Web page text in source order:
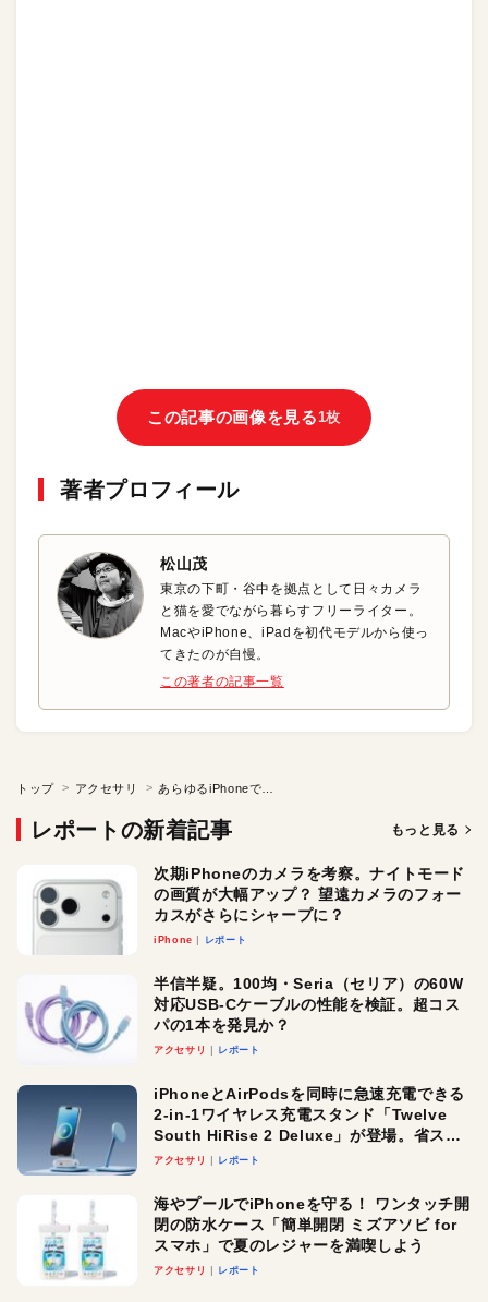
この記事の画像を見る 1枚
著者プロフィール
松山茂
東京の下町・谷中を拠点として日々カメラ
と猫を愛でながら暮らすフリーライター。
MacやiPhone、iPadを初代モデルから使っ
てきたのが自慢。
この著者の記事一覧
トップ アクセサリ
レポートの新着記事 もっと見る
次期iPhoneのカメラを考察。ナイトモード
の画質が大幅アップ？ 望遠カメラのフォー
カスがさらにシャープに？
iPhone レポート
半信半疑。100均・Seria（セリア）の60W
対応USB-Cケーブルの性能を検証。超コス
パの1本を発見か？
アクセサリ レポート
iPhoneとAirPodsを同時に急速充電できる
2-in-1ワイヤレス充電スタンド「Twelve
South HiRise 2 Deluxe」が登場。省スペ
ースでおしゃれに充電したい人にオスス
アクセサリ レポート
海やプールでiPhoneを守る！ ワンタッチ開
閉の防水ケース「簡単開閉 ミズアソビ for
スマホ」で夏のレジャーを満喫しよう
アクセサリ レポート